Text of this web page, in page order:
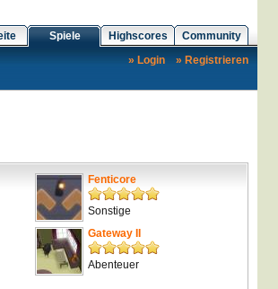
Spiele Highscores
Community
» Login
» Registrieren
Fenticore
Sonstige
Gateway II
Abenteuer